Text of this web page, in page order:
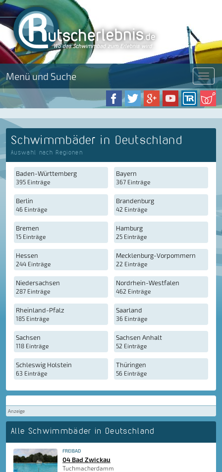
Menü und Suche Menü
Schwimmbäder in Deutschland
Auswahl nach Regionen
Baden-Württemberg
395 Einträge
Bayern
367 Einträge
Berlin
46 Einträge
Brandenburg
42 Einträge
Bremen
15 Einträge
Hamburg
25 Einträge
Hessen
244 Einträge
Mecklenburg-Vorpommern
22 Einträge
Niedersachsen
287 Einträge
Nordrhein-Westfalen
462 Einträge
Rheinland-Pfalz
185 Einträge
Saarland
36 Einträge
Sachsen
118 Einträge
Sachsen Anhalt
52 Einträge
Schleswig Holstein
63 Einträge
Thüringen
56 Einträge
Anzeige
Alle Schwimmbäder in Deutschland
FREIBAD
04 Bad Zwickau
Tuchmacherdamm